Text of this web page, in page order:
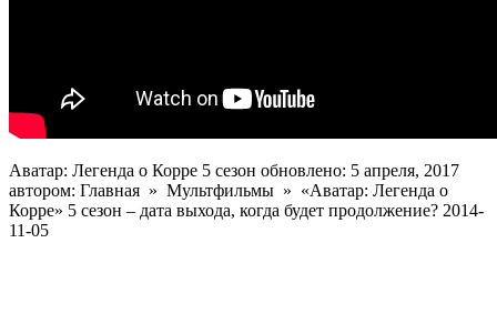
Аватар: Легенда о Корре 5 сезон обновлено: 5 апреля, 2017
автором: Главная » Мультфильмы » «Аватар: Легенда о
Корре» 5 сезон – дата выхода, когда будет продолжение? 2014-
11-05